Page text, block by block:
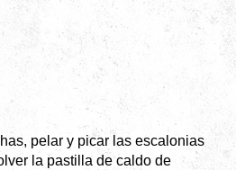
pelar y picar las escalonias
la pastilla de caldo de